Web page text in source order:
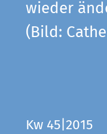
wieder
(Bild:
Kw 45|2015